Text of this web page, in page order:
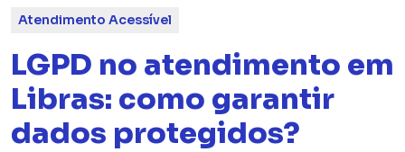
Atendimento Acessível
LGPD no atendimento em
Libras: como garantir
dados protegidos?